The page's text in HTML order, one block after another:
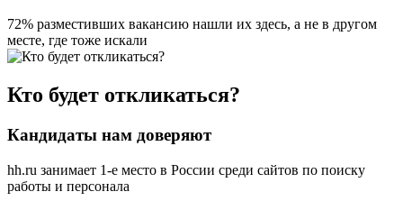
72% разместивших вакансию нашли их здесь, а не в другом
месте, где тоже искали
Кто будет откликаться?
Кандидаты нам доверяют
hh.ru занимает 1-е место в России среди сайтов по поиску
работы и персонала